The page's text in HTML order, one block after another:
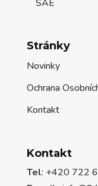
SAE
Stránky
Novinky
Ochrana
Kontakt
Kontakt
Tel: +420 722